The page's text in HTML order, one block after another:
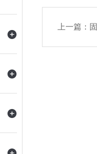
上一篇：